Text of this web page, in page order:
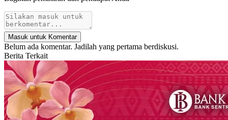
Masuk untuk Komentar
Belum ada komentar. Jadilah yang pertama berdiskusi.
Berita Terkait